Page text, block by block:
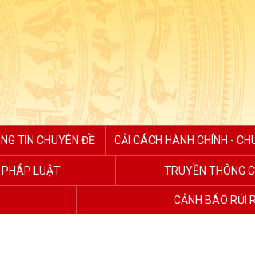
TIN CHUYÊN ĐỀ CẢI CÁCH HÀNH CHÍNH -
LUẬT TRUYỀN THÔNG
CẢNH BÁO RỦI